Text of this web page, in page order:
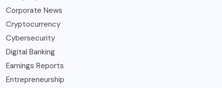
Corporate News
Cryptocurrency
Cybersecurity
Digital Banking
Earnings Reports
Entrepreneurship